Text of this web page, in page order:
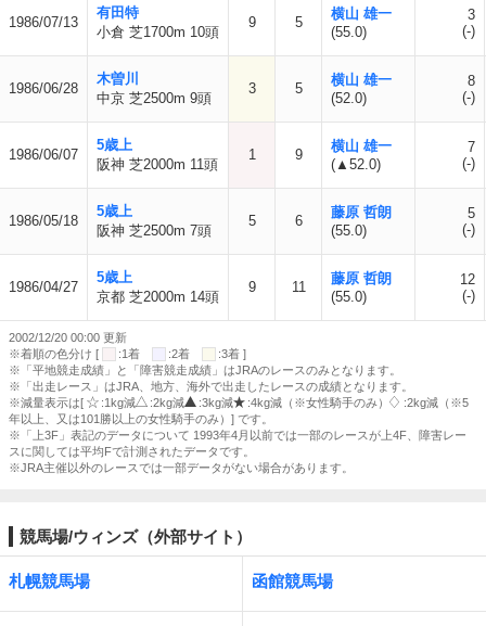
1986/07/13
有田特
小倉 芝1700m 10頭
9 5
横山 雄一
(55.0)
3
(-)
1986/06/28
木曽川
中京 芝2500m 9頭
3 5
横山 雄一
(52.0)
8
(-)
1986/06/07
5歳上
阪神 芝2000m 11頭
1 9
横山 雄一
(▲52.0)
7
(-)
1986/05/18
5歳上
阪神 芝2500m 7頭
5 6
藤原 哲朗
(55.0)
5
(-)
1986/04/27
5歳上
京都 芝2000m 14頭
9 11
藤原 哲朗
(55.0)
12
(-)
2002/12/20 00:00 更新
※着順の色分け [
:1着 :2着
:3着 ]
※「平地競走成績」と「障害競走成績」はJRAのレースのみとなります。
※「出走レース」はJRA、地方、海外で出走したレースの成績となります。
※減量表示は[
:1kg減 :2kg減 :3kg減 :4kg減（※女性騎手のみ）
:2kg減（※5
年以上、又は101勝以上の女性騎手のみ）] です。
※「上3F」表記のデータについて 1993年4月以前では一部のレースが上4F、障害レー
スに関しては平均Fで計測されたデータです。
※JRA主催以外のレースでは一部データがない場合があります。
競馬場/ウィンズ（外部サイト）
札幌競馬場 函館競馬場